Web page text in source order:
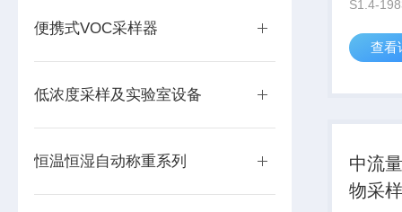
便携式VOC采样器
低浓度采样及实验室设备
恒温恒湿自动称重系列
S1.4-1983
查看
中流
物采样